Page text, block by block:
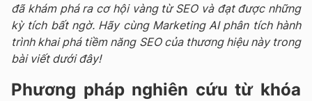
đã khám phá ra cơ hội vàng từ SEO và đạt được những
kỳ tích bất ngờ. Hãy cùng Marketing AI phân tích hành
trình khai phá tiềm năng SEO của thương hiệu này trong
bài viết dưới đây!
Phương pháp nghiên cứu từ khóa